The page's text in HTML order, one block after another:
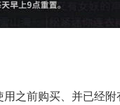
之前购买、并已经